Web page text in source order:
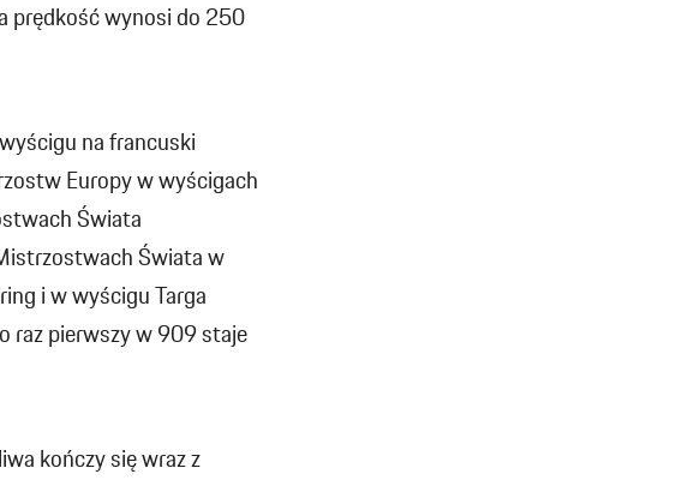
prędkość wynosi do 250
na francuski
Europy w wyścigach
Świata
Świata w
i w wyścigu Targa
raz pierwszy w 909 staje
kończy się wraz z